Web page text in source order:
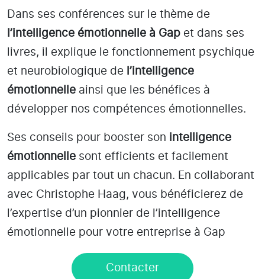
Dans ses conférences sur le thème de
l’intelligence émotionnelle à Gap et dans ses
livres, il explique le fonctionnement psychique
et neurobiologique de l’intelligence
émotionnelle ainsi que les bénéfices à
développer nos compétences émotionnelles.
Ses conseils pour booster son intelligence
émotionnelle sont efficients et facilement
applicables par tout un chacun. En collaborant
avec Christophe Haag, vous bénéficierez de
l’expertise d’un pionnier de l’intelligence
émotionnelle pour votre entreprise à Gap
Contacter